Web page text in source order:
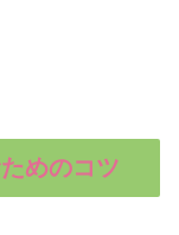
めのコツ